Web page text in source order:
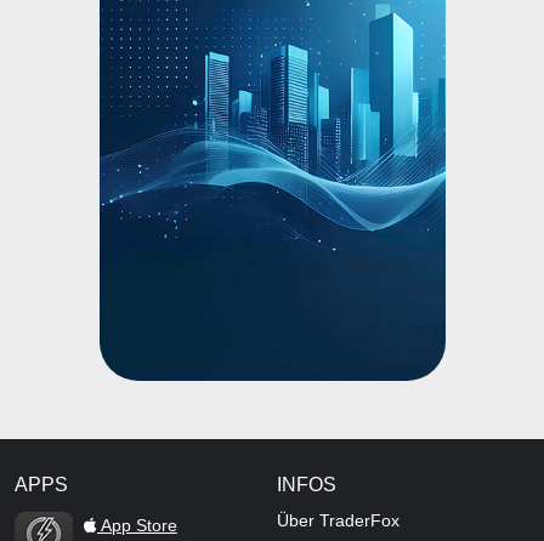
APPS
TraderFox Flash
App Store
INFOS
Über TraderFox